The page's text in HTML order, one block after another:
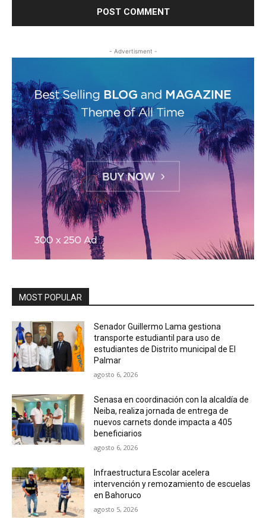
- Advertisment -
MOST POPULAR
Senador Guillermo Lama gestiona
transporte estudiantil para uso de
estudiantes de Distrito municipal de El
Palmar
agosto 6, 2026
Senasa en coordinación con la alcaldía de
Neiba, realiza jornada de entrega de
nuevos carnets donde impacta a 405
beneficiarios
agosto 6, 2026
Infraestructura Escolar acelera
intervención y remozamiento de escuelas
en Bahoruco
agosto 5, 2026